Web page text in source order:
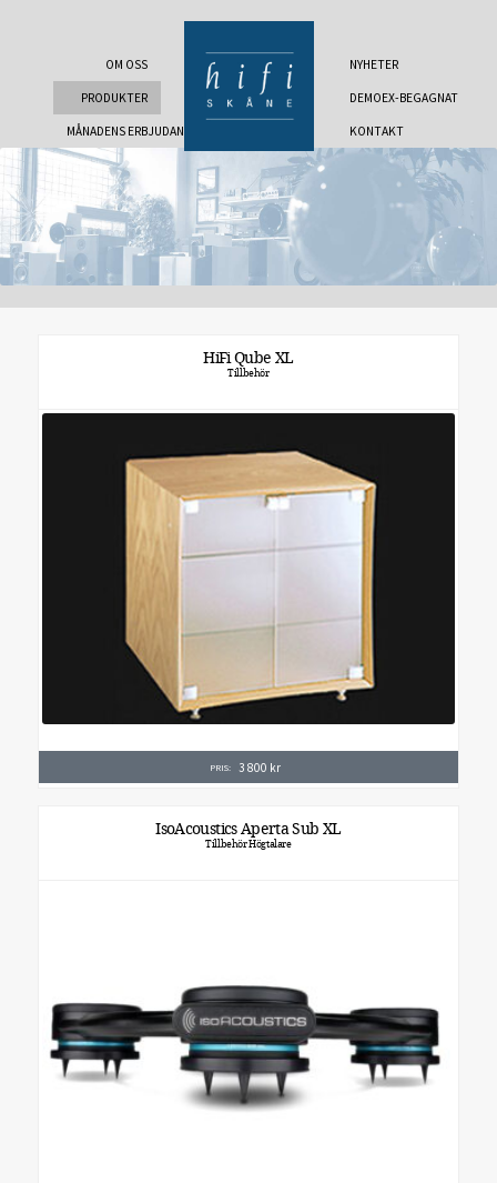
OM OSS
PRODUKTER
MÅNADENS ERBJUDANDE
NYHETER
DEMOEX-BEGAGNAT
KONTAKT
HiFi Qube XL
Tillbehör
PRIS: 3 800 kr
IsoAcoustics Aperta Sub XL
Tillbehör Högtalare